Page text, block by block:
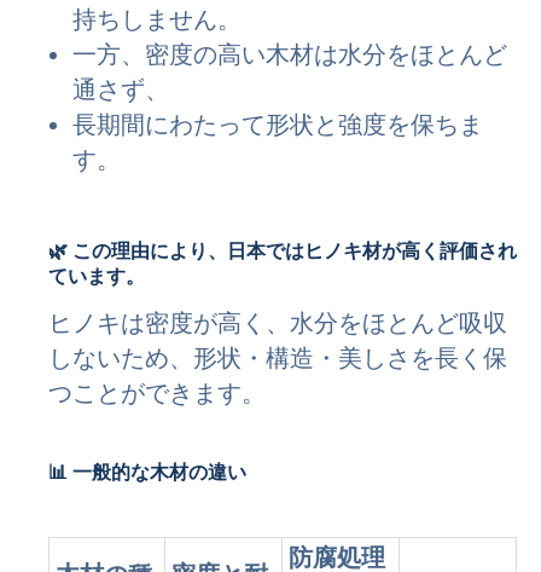
持ちしません。
一方、密度の高い木材は水分をほとんど
通さず、
長期間にわたって形状と強度を保ちま
す。
🌿 この理由により、日本ではヒノキ材が高く評価され
ています。
ヒノキは密度が高く、水分をほとんど吸収
しないため、形状・構造・美しさを長く保
つことができます。
📊 一般的な木材の違い
防腐処理